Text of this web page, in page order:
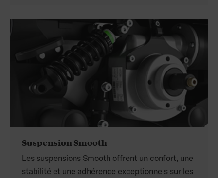
Suspension Smooth
Les suspensions Smooth offrent un confort, une
stabilité et une adhérence exceptionnels sur les